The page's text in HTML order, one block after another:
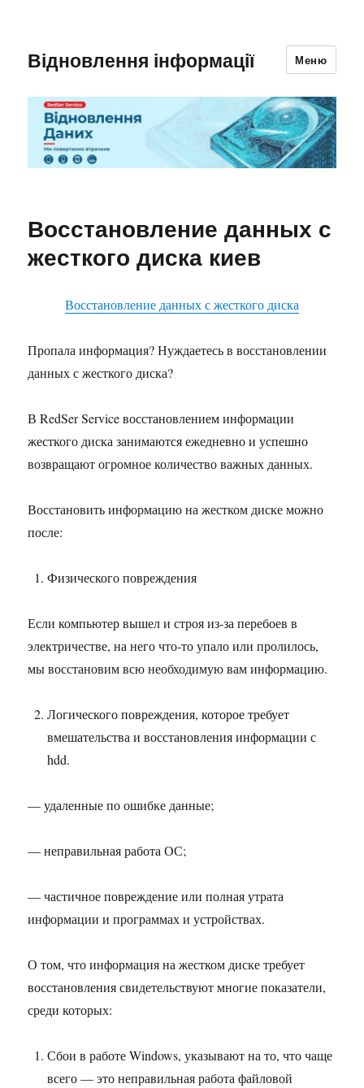
Відновлення інформації Меню
Восстановление данных с
жесткого диска киев
Восстановление данных с жесткого диска
Пропала информация? Нуждаетесь в восстановлении
данных с жесткого диска?
В RedSer Service восстановлением информации
жесткого диска занимаются ежедневно и успешно
возвращают огромное количество важных данных.
Восстановить информацию на жестком диске можно
после:
Физического повреждения
Если компьютер вышел и строя из-за перебоев в
электричестве, на него что-то упало или пролилось,
мы восстановим всю необходимую вам информацию.
Логического повреждения, которое требует
вмешательства и восстановления информации с
hdd.
— удаленные по ошибке данные;
— неправильная работа ОС;
— частичное повреждение или полная утрата
информации и программах и устройствах.
О том, что информация на жестком диске требует
восстановления свидетельствуют многие показатели,
среди которых:
Сбои в работе Windows, указывают на то, что чаще
всего — это неправильная работа файловой